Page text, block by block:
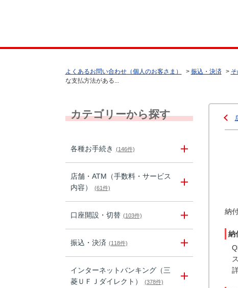
よくあるお問い合わせ（個人のお客さま） > 振込・決済 >
な支払方法がある...
カテゴリーから探す
各種お手続き (146件)
店舗・ATM（手数料・サービス
内容）
(61件)
口座開設・切替 (103件)
振込・決済 (118件)
インターネットバンキング（三
菱ＵＦＪダイレクト）
(378件)
納
納